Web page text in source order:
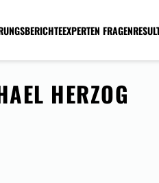
EXPERTEN FRAGEN
HERZOG